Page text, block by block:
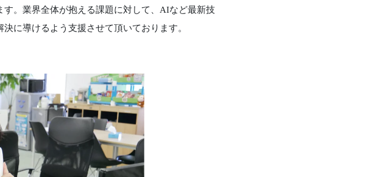
。業界全体が抱える課題に対して、AIなど最新技
に導けるよう支援させて頂いております。